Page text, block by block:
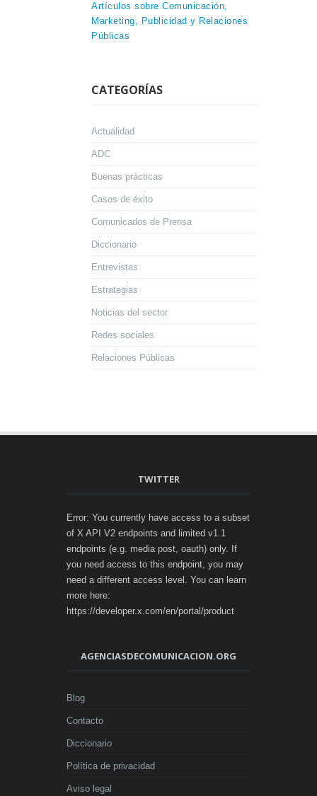
Artículos sobre Comunicación,
Marketing, Publicidad y Relaciones
Públicas
CATEGORÍAS
Actualidad
ADC
Buenas prácticas
Casos de éxito
Comunicados de Prensa
Diccionario
Entrevistas
Estrategias
Noticias del sector
Redes sociales
Relaciones Públicas
TWITTER
Error: You currently have access to a subset
of X API V2 endpoints and limited v1.1
endpoints (e.g. media post, oauth) only. If
you need access to this endpoint, you may
need a different access level. You can learn
more here:
https://developer.x.com/en/portal/product
AGENCIASDECOMUNICACION.ORG
Blog
Contacto
Diccionario
Política de privacidad
Aviso legal